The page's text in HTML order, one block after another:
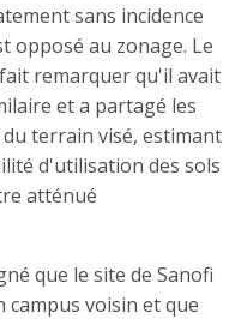
sans incidence
opposé au zonage. Le
remarquer qu'il avait
et a partagé les
terrain visé, estimant
d'utilisation des sols
atténué
que le site de Sanofi
voisin et que